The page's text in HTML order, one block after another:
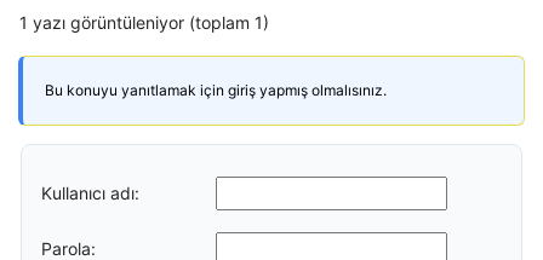
1 yazı görüntüleniyor (toplam 1)
Bu konuyu yanıtlamak için giriş yapmış olmalısınız.
Kullanıcı adı:
Parola: